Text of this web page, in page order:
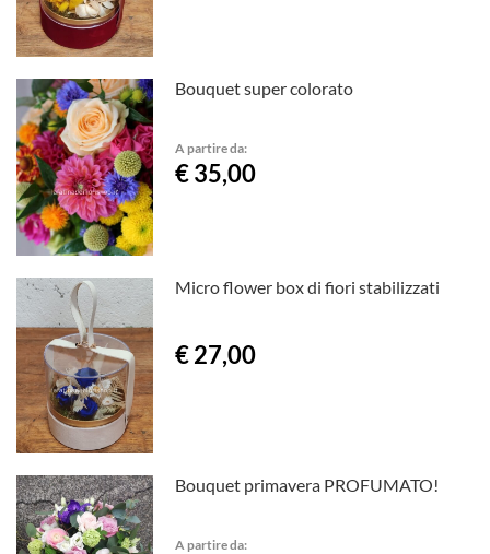
Bouquet super colorato
A partire da:
€ 35,00
Micro flower box di fiori stabilizzati
€ 27,00
Bouquet primavera PROFUMATO!
A partire da: